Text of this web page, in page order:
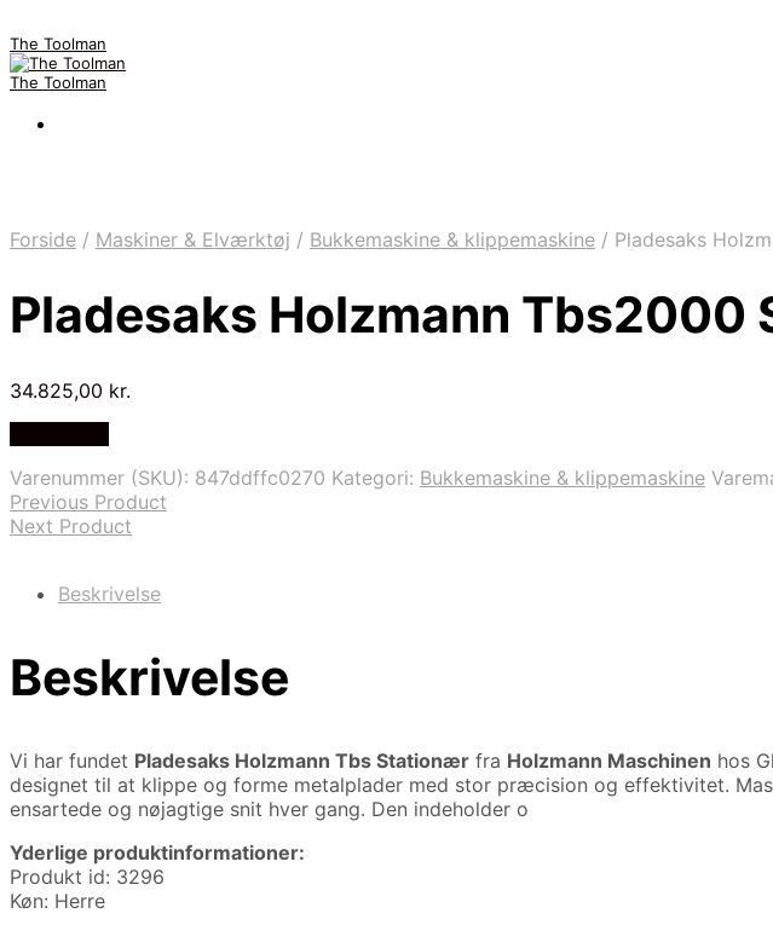
The Toolman
The Toolman
Forside / Maskiner & Elværktøj / Bukkemaskine & klippemaskine / Pladesaks
Pladesaks Holzmann
34.825,00 kr.
Varenummer (SKU): 847ddffc0270 Kategori: Bukkemaskine & klippemaskine
Previous Product
Next Product
Beskrivelse
Beskrivelse
Vi har fundet Pladesaks Holzmann Tbs Stationær fra Holzmann Maschinen hos
designet til at klippe og forme metalplader med stor præcision og effektivitet.
ensartede og nøjagtige snit hver gang. Den indeholder o
Yderlige produktinformationer:
Produkt id: 3296
Køn: Herre